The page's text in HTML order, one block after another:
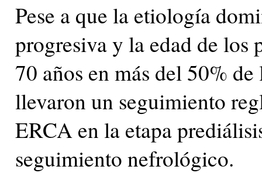
Pese a que la etiología
progresiva y la edad de los
70 años en más del 50%
llevaron un seguimiento
ERCA en la etapa
seguimiento nefrológico.